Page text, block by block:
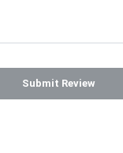
Submit Review